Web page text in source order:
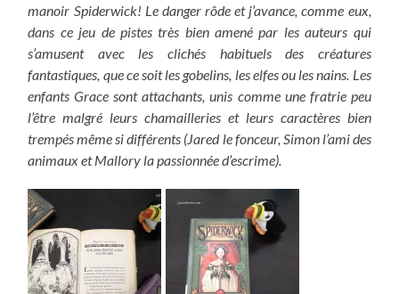
manoir Spiderwick! Le danger rôde et j’avance, comme eux,
dans ce jeu de pistes très bien amené par les auteurs qui
s’amusent avec les clichés habituels des créatures
fantastiques, que ce soit les gobelins, les elfes ou les nains. Les
enfants Grace sont attachants, unis comme une fratrie peu
l’être malgré leurs chamailleries et leurs caractères bien
trempés même si différents (Jared le fonceur, Simon l’ami des
animaux et Mallory la passionnée d’escrime).